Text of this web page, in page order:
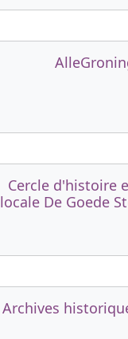
Cercle d'histoire
locale De Goede
Archives